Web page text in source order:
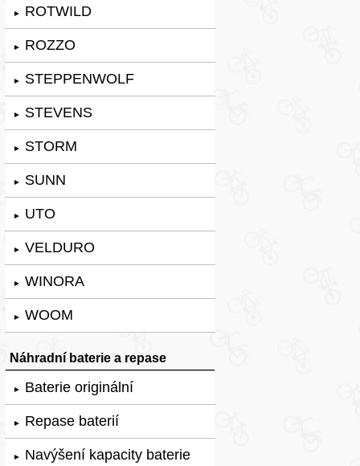
► ROTWILD
► ROZZO
► STEPPENWOLF
► STEVENS
► STORM
► SUNN
► UTO
► VELDURO
► WINORA
► WOOM
Náhradní baterie a repase
► Baterie originální
► Repase baterií
► Navýšení kapacity baterie